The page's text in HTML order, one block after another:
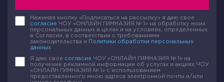
Нажимая кнопку «Подписаться на рассылку» я даю свое
согласие ЧОУ «ОНЛАЙН ГИМНАЗИЯ № 1» на обработку моих
персональных данных в целях и на условиях, определенных
в Согласии, в соответствии с требованиями
законодательства и
Политики обработки персональных
данных
Я даю свое согласие ЧОУ «ОНЛАЙН ГИМНАЗИЯ № 1» на
получение рекламной информации об услугах и акциях ЧОУ
«ОНЛАЙН ГИМНАЗИЯ № 1» с использованием
предоставленного мною адреса электронной почты и/или